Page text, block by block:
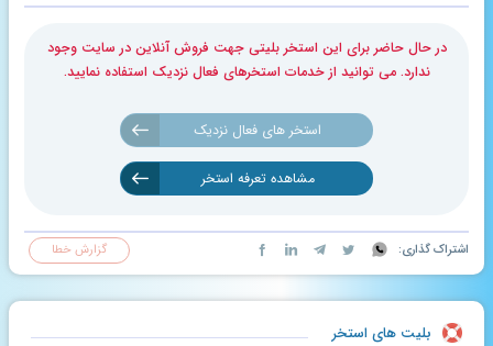
در حال حاضر برای این استخر بلیتی جهت فروش آنلاین در سایت وجود
ندارد. می توانید از خدمات استخرهای فعال نزدیک استفاده نمایید.
استخر های فعال نزدیک
مشاهده تعرفه استخر
اشتراک گذاری: گزارش خطا
بلیت های استخر